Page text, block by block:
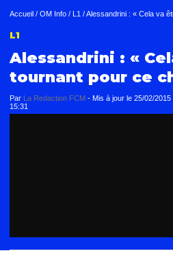
Accueil / OM Info / L1 /Alessandrini : « Cela va
L1
Alessandrini : «
tournant pour ce
Par La Redaction FCM - Mis à jour le 25/02/2015
15:31